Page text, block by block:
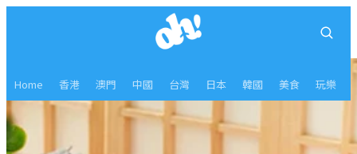
Home 香港 澳門 中國 台灣 日本 韓國 美食 玩樂